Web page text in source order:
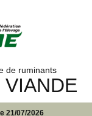
de ruminants
21/07/2026